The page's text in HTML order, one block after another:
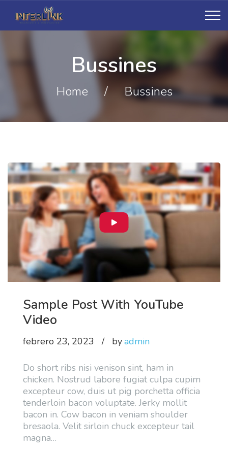
Bussines
Home / Bussines
Sample Post With YouTube
Video
febrero 23, 2023 byadmin
Do short ribs nisi venison sint, ham in
chicken. Nostrud labore fugiat culpa cupim
excepteur cow, duis ut pig porchetta officia
tenderloin bacon voluptate. Jerky mollit
bacon in. Cow bacon in veniam shoulder
bresaola. Velit sirloin chuck excepteur tail
magna…